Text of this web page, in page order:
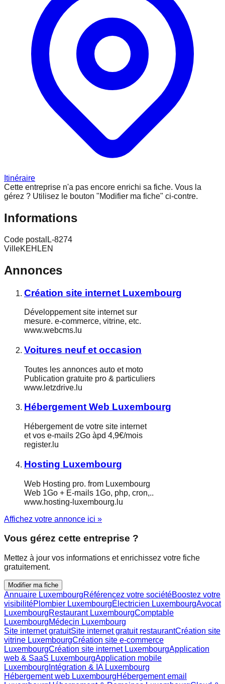
Itinéraire
Cette entreprise n'a pas encore enrichi sa fiche. Vous la
gérez ? Utilisez le bouton "Modifier ma fiche" ci-contre.
Informations
Code postal L-8274
VilleKEHLEN
Annonces
Création site internet Luxembourg
Développement site internet sur
mesure. e-commerce, vitrine, etc.
www.webcms.lu
Voitures neuf et occasion
Toutes les annonces auto et moto
Publication gratuite pro & particuliers
www.letzdrive.lu
Hébergement Web Luxembourg
Hébergement de votre site internet
et vos e-mails 2Go àpd 4,9€/mois
register.lu
Hosting Luxembourg
Web Hosting pro. from Luxembourg
Web 1Go + E-mails 1Go, php, cron,..
www.hosting-luxembourg.lu
Affichez votre annonce ici »
Vous gérez cette entreprise ?
Mettez à jour vos informations et enrichissez votre fiche
gratuitement.
Modifier ma fiche
Annuaire LuxembourgRéférencez votre sociétéBoostez votre
visibilitéPlombier LuxembourgÉlectricien LuxembourgAvocat
LuxembourgRestaurant LuxembourgComptable
LuxembourgMédecin Luxembourg
Site internet gratuitSite internet gratuit restaurantCréation site
vitrine LuxembourgCréation site e-commerce
LuxembourgCréation site internet LuxembourgApplication
web & SaaS LuxembourgApplication mobile
Luxembourg Intégration & IA Luxembourg
Hébergement web LuxembourgHébergement email